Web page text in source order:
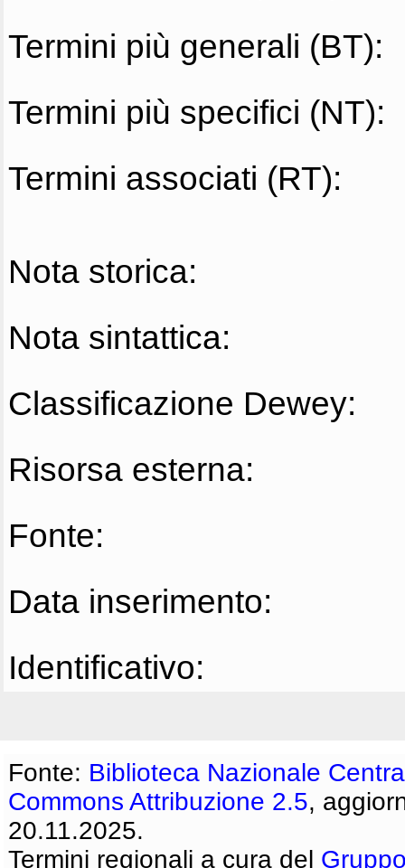
Termini più generali (BT):
Termini più specifici (NT):
Termini associati (RT):
Nota storica:
Nota sintattica:
Classificazione Dewey:
Risorsa esterna:
Fonte:
Data inserimento:
Identificativo:
Fonte: Biblioteca Nazionale
Commons Attribuzione 2.5,
20.11.2025.
Termini regionali a cura del